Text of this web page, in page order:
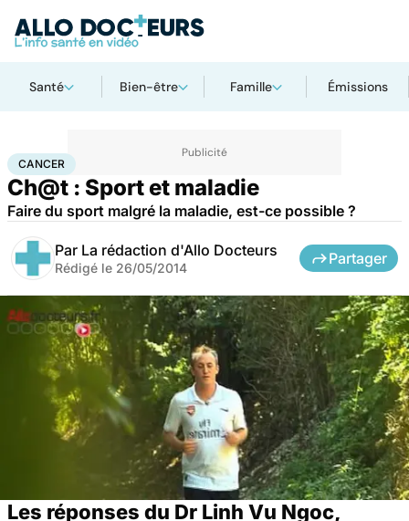
Santé Bien-être Famille Émissions
AccueilSanté Cancer
CANCER
Ch@t : Sport et maladie
Faire du sport malgré la maladie, est-ce possible ?
Par La rédaction d'Allo Docteurs
Rédigé le 26/05/2014
Partager
Les réponses du Dr Linh Vu Ngoc,